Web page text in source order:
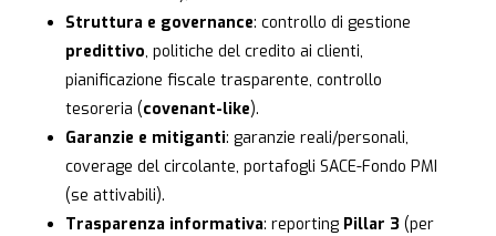
Struttura e governance: controllo di gestione
predittivo, politiche del credito ai clienti,
pianificazione fiscale trasparente, controllo
tesoreria (covenant-like).
Garanzie e mitiganti: garanzie reali/personali,
coverage del circolante, portafogli SACE-Fondo PMI
(se attivabili).
Trasparenza informativa: reporting Pillar 3 (per